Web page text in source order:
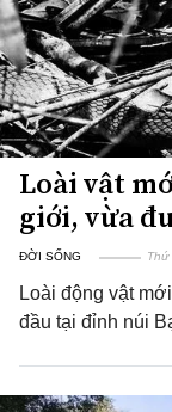
Loài vật
giới, vừa
ĐỜI SỐNG
Loài động vật
đầu tại đỉnh núi